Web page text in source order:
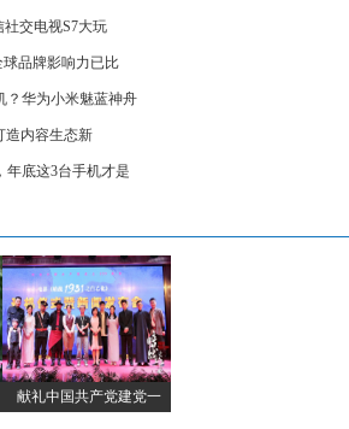
社交电视S7大玩
品牌影响力已比
？华为小米魅蓝神舟
造内容生态新
年底这3台手机才是
献礼中国共产党建党一